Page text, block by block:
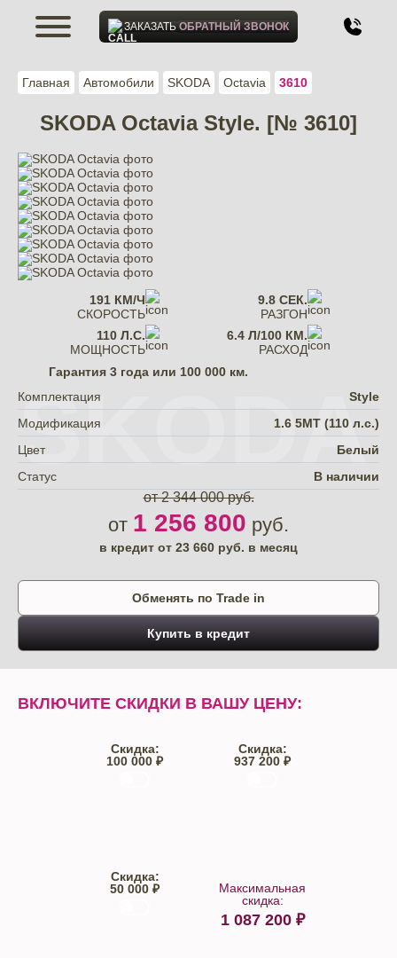
Главная Автомобили SKODA Octavia 3610
SKODA Octavia Style. [№ 3610]
SKODA
Гарантия 3 года или 100 000 км.
Комплектация
Style
Модификация
1.6 5МТ (110 л.с.)
Цвет
Белый
Статус
В наличии
от 2 344 000 руб.
от 1 256 800 руб.
в кредит от 23 660 руб. в месяц
191 КМ/Ч
СКОРОСТЬ
9.8 СЕК.
РАЗГОН
110 Л.С.
МОЩНОСТЬ
6.4 Л/100 КМ.
РАСХОД
Обменять по Trade in
Купить в кредит
ВКЛЮЧИТЕ СКИДКИ В ВАШУ ЦЕНУ:
Скидка:
100 000 ₽
Скидка:
937 200 ₽
Скидка:
50 000 ₽
Максимальная
скидка:
1 087 200₽
ЗАКАЗАТЬОБРАТНЫЙ ЗВОНОК